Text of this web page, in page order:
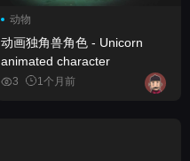
动物
动画独角兽角色 - Unicorn
animated character
3 1个月前